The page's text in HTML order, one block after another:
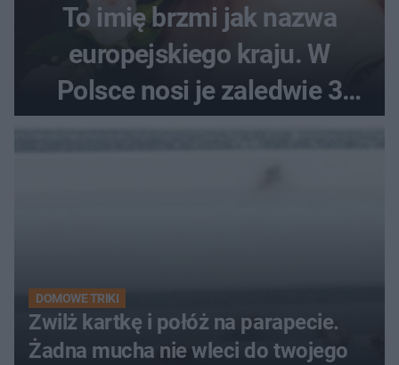
To imię brzmi jak nazwa
europejskiego kraju. W
Polsce nosi je zaledwie 3
kobiety
DOMOWE TRIKI
Zwilż kartkę i połóż na parapecie.
Żadna mucha nie wleci do twojego